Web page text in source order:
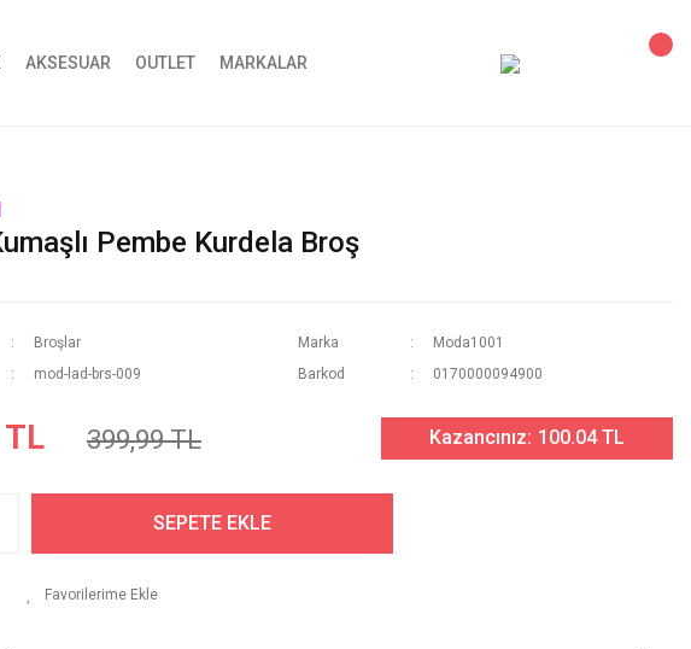
AKSESUAR OUTLET MARKALAR
Pembe Kurdela Broş
Broşlar Marka
Moda1001
mod-lad-brs-009 Barkod 0170000094900
399,99 TL Kazancınız: 100.04 TL
SEPETE EKLE